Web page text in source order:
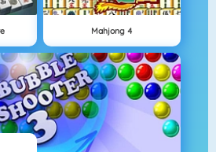
Mahjong 4